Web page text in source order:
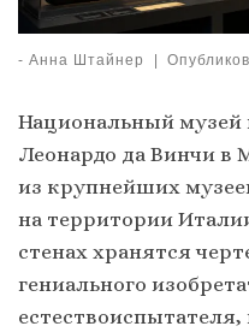
- Анна Штайнер |
Национальный музей
Леонардо да Винчи в
из крупнейших
на территории
стенах хранятся
гениального